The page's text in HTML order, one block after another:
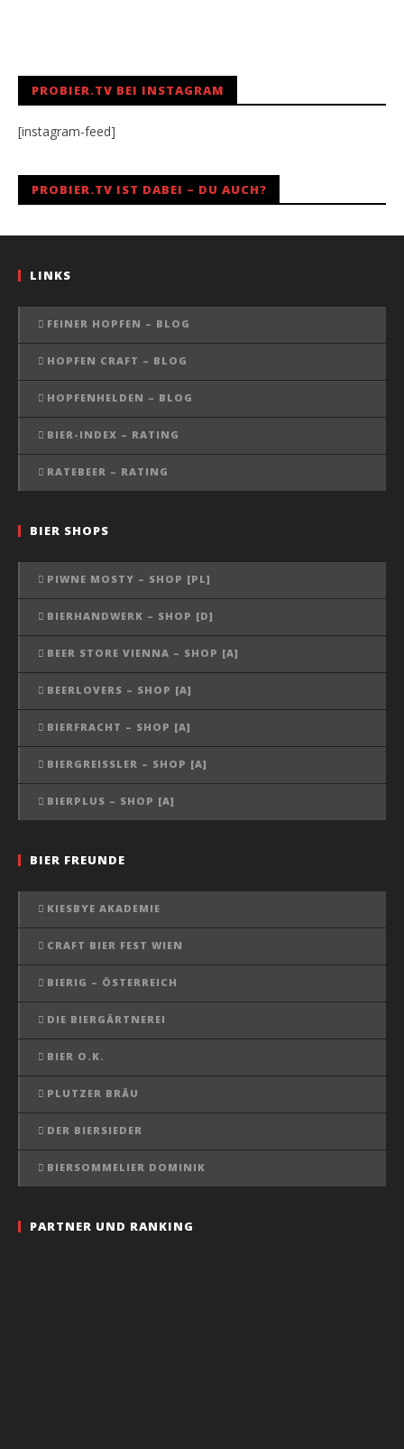
PROBIER.TV BEI INSTAGRAM
[instagram-feed]
PROBIER.TV IST DABEI – DU AUCH?
LINKS
FEINER HOPFEN – BLOG
HOPFEN CRAFT – BLOG
HOPFENHELDEN – BLOG
BIER-INDEX – RATING
RATEBEER – RATING
BIER SHOPS
PIWNE MOSTY – SHOP [PL]
BIERHANDWERK – SHOP [D]
BEER STORE VIENNA – SHOP [A]
BEERLOVERS – SHOP [A]
BIERFRACHT – SHOP [A]
BIERGREISSLER – SHOP [A]
BIERPLUS – SHOP [A]
BIER FREUNDE
KIESBYE AKADEMIE
CRAFT BIER FEST WIEN
BIERIG – ÖSTERREICH
DIE BIERGÄRTNEREI
BIER O.K.
PLUTZER BRÄU
DER BIERSIEDER
BIERSOMMELIER DOMINIK
PARTNER UND RANKING